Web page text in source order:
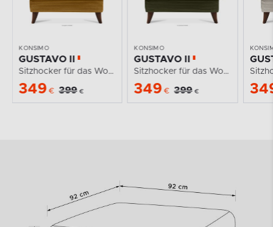
KONSIMO
GUSTAVO II
Sitzhocker für das Wohnzimmer mit Stauraum Kordstoff...
349 € 399 €
KONSIMO
GUSTAVO II
Sitzhocker für das Wohnzimmer mit Stauraum Kordstoff...
349 € 399 €